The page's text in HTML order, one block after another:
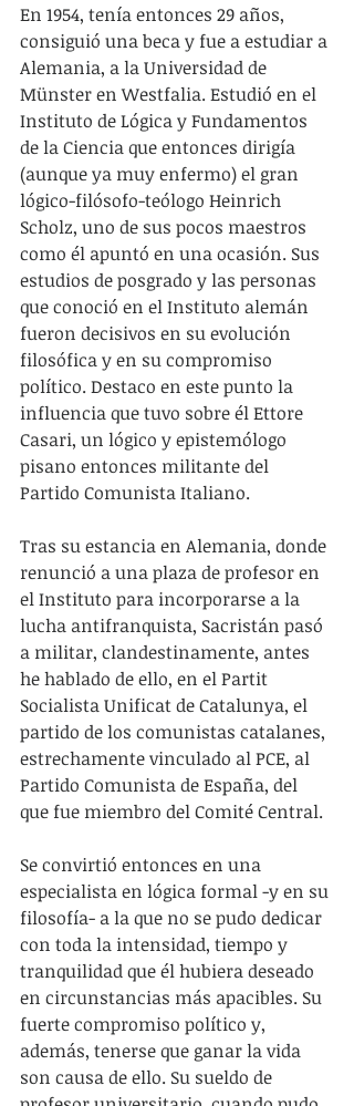
En 1954, tenía entonces 29 años,
consiguió una beca y fue a estudiar a
Alemania, a la Universidad de
Münster en Westfalia. Estudió en el
Instituto de Lógica y Fundamentos
de la Ciencia que entonces dirigía
(aunque ya muy enfermo) el gran
lógico-filósofo-teólogo Heinrich
Scholz, uno de sus pocos maestros
como él apuntó en una ocasión. Sus
estudios de posgrado y las personas
que conoció en el Instituto alemán
fueron decisivos en su evolución
filosófica y en su compromiso
político. Destaco en este punto la
influencia que tuvo sobre él Ettore
Casari, un lógico y epistemólogo
pisano entonces militante del
Partido Comunista Italiano.
Tras su estancia en Alemania, donde
renunció a una plaza de profesor en
el Instituto para incorporarse a la
lucha antifranquista, Sacristán pasó
a militar, clandestinamente, antes
he hablado de ello, en el Partit
Socialista Unificat de Catalunya, el
partido de los comunistas catalanes,
estrechamente vinculado al PCE, al
Partido Comunista de España, del
que fue miembro del Comité Central.
Se convirtió entonces en una
especialista en lógica formal -y en su
filosofía- a la que no se pudo dedicar
con toda la intensidad, tiempo y
tranquilidad que él hubiera deseado
en circunstancias más apacibles. Su
fuerte compromiso político y,
además, tenerse que ganar la vida
son causa de ello. Su sueldo de